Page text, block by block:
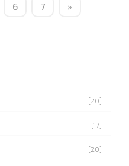
6 7 »
[20]
[17]
[20]